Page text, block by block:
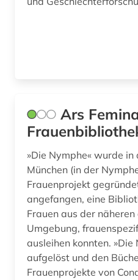
linguistic (1)
linguistik (5)
literatur (1)
london (1)
management (1)
manuskript (1)
Ars
»Die Nymphe« wurde in
München (in der
Frauenprojekt
angefangen, eine
Frauen aus der
Umgebung,
ausleihen konnten. »Die
aufgelöst und den
Frauenprojekte von